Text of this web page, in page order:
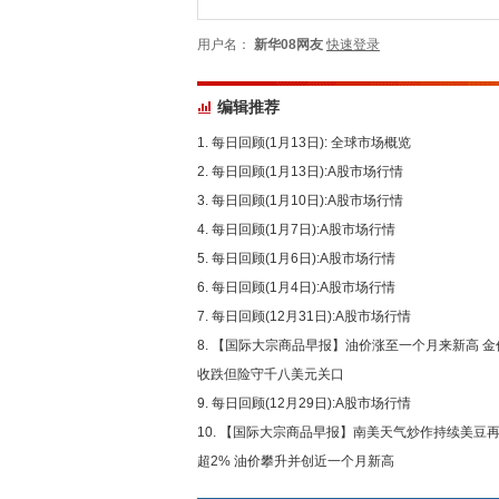
用户名： 新华08网友 快速登录
编辑推荐
每日回顾(1月13日): 全球市场概览
每日回顾(1月13日):A股市场行情
每日回顾(1月10日):A股市场行情
每日回顾(1月7日):A股市场行情
每日回顾(1月6日):A股市场行情
每日回顾(1月4日):A股市场行情
每日回顾(12月31日):A股市场行情
【国际大宗商品早报】油价涨至一个月来新高 金
收跌但险守千八美元关口
每日回顾(12月29日):A股市场行情
【国际大宗商品早报】南美天气炒作持续美豆
超2% 油价攀升并创近一个月新高